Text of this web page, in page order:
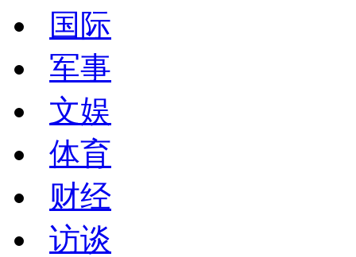
国际
军事
文娱
体育
财经
访谈